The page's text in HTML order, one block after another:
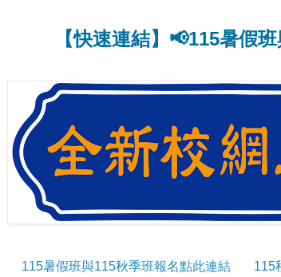
【快速連結】📢115暑假班與115
115暑假班與115秋季班報名點此連結 115